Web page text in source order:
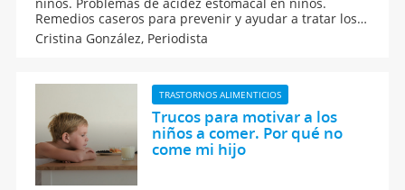
Remedios caseros para prevenir y ayudar a tratar los
síntomas del reflujo gastroesofágico en los niños. Se
puede evitar esta molestia con una alimentación
Cristina González, Periodista
TRASTORNOS ALIMENTICIOS
Trucos para motivar a los
niños a comer. Por qué no
come mi hijo